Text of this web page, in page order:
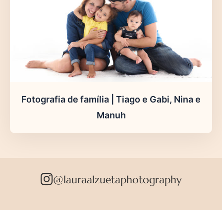
Fotografia de família | Tiago e Gabi, Nina e
Manuh
@lauraalzuetaphotography